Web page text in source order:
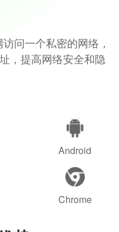
问一个私密的网络，
，提高网络安全和隐
Android
Chrome